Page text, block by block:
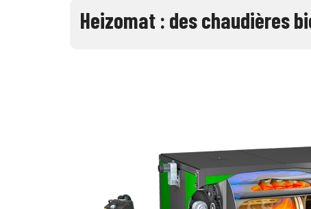
Heizomat : des chaudières